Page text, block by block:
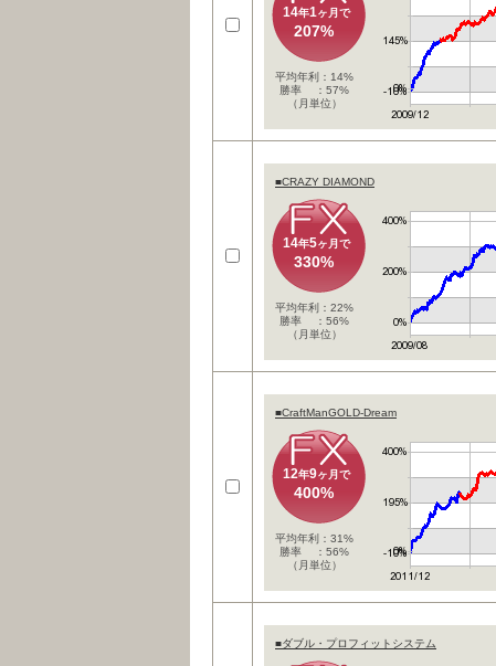
14年1ヶ月で
207%
平均年利：14%
勝率 ：57%
（月単位）
■CRAZY DIAMOND
14年5ヶ月で
330%
平均年利：22%
勝率 ：56%
（月単位）
■CraftManGOLD-Dream
12年9ヶ月で
400%
平均年利：31%
勝率 ：56%
（月単位）
■ダブル・プロフィットシステム